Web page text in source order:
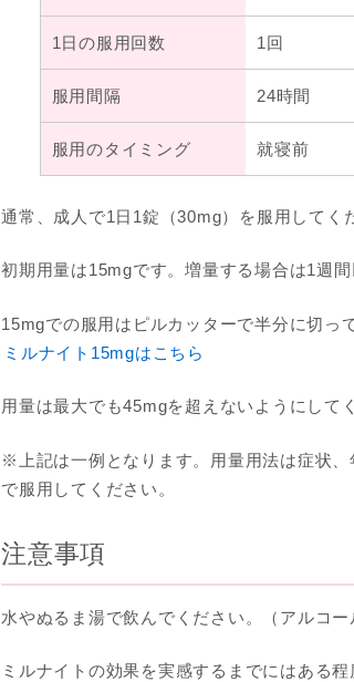
1日の服用回数 1回
服用間隔 24時間
服用のタイミング 就寝前
通常、成人で1日1錠（30mg）を服用してく
初期用量は15mgです。増量する場合は1週
15mgでの服用はピルカッターで半分に切っ
ミルナイト15mgはこちら
用量は最大でも45mgを超えないようにして
※上記は一例となります。用量用法は症状
で服用してください。
注意事項
水やぬるま湯で飲んでください。（アルコ
ミルナイトの効果を実感するまでにはある